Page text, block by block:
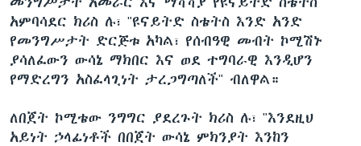
አምባሳደር ክሪስ ሉ፣ "ዩናይትድ ስቴትስ እንድ አንድ
የመንግሥታት ድርጅቱ አካል፣ የሰብዓዊ መብት ኮሚሽኑ
ያሳለፈውን ውሳኔ ማክበር እና ወደ ተግባራዊ እንዲሆን
የማድረግን አስፈላጊነት ታረጋግጣለች" ብለዋል።
ለበጀት ኮሚቴው ንግግር ያደረጉት ክሪስ ሉ፣ "እንደዚህ
አይነት ኃላፊነቶች በበጀት ውሳኔ ምክንያት እንከን